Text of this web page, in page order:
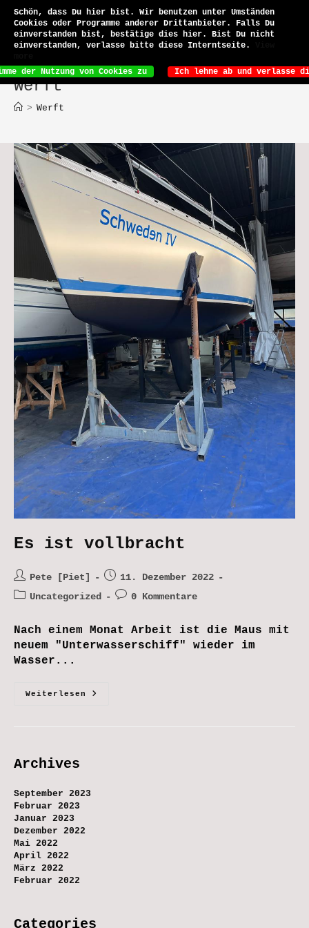
Inhalt
springen
Menü
Werft
> Werft
Es ist vollbracht
Beitrags-
Autor:
Pete [Piet]
Beitrag
veröffentlicht:
11. Dezember 2022
Beitrags-
Uncategorized
Beitrags-
0 Kommentare
Nach einem Monat Arbeit ist die Maus mit
neuem "Unterwasserschiff" wieder im
Wasser...
Weiterlesen
Es
Archives
September 2023
Februar 2023
Januar 2023
Dezember 2022
Mai 2022
April 2022
März 2022
Februar 2022
Categories
Schön, dass Du hier bist. Wir benutzen unter Umständen
Cookies oder Programme anderer Drittanbieter. Falls Du
einverstanden bist, bestätige dies hier. Bist Du nicht
einverstanden, verlasse bitte diese Interntseite.
der Nutzung von Cookies zu
Ich lehne ab und verlasse